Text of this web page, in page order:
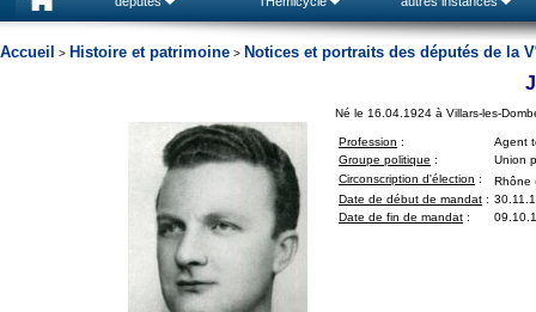
Accueil > Histoire et patrimoine > Notices et portraits des députés de la V
Né le 16.04.1924 à Villars-les-
Profession :
Agent
Groupe politique :
Union
Circonscription d'élection :
Rhône
Date de début de mandat :
Date de fin de mandat :